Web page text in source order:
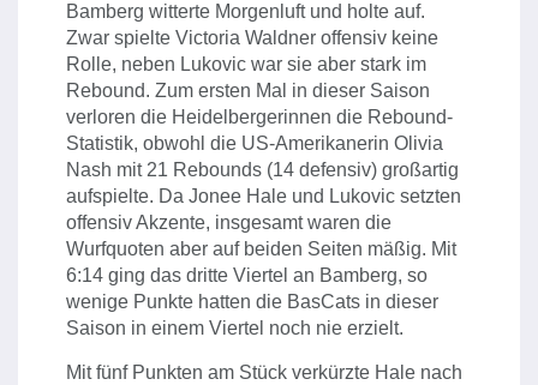
Bamberg witterte Morgenluft und holte auf.
Zwar spielte Victoria Waldner offensiv keine
Rolle, neben Lukovic war sie aber stark im
Rebound. Zum ersten Mal in dieser Saison
verloren die Heidelbergerinnen die Rebound-
Statistik, obwohl die US-Amerikanerin Olivia
Nash mit 21 Rebounds (14 defensiv) großartig
aufspielte. Da Jonee Hale und Lukovic setzten
offensiv Akzente, insgesamt waren die
Wurfquoten aber auf beiden Seiten mäßig. Mit
6:14 ging das dritte Viertel an Bamberg, so
wenige Punkte hatten die BasCats in dieser
Saison in einem Viertel noch nie erzielt.
Mit fünf Punkten am Stück verkürzte Hale nach